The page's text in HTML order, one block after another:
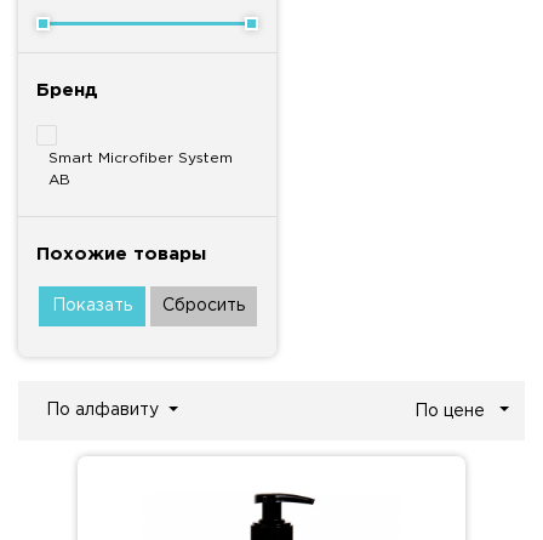
Бренд
Smart Microfiber System
AB
Похожие товары
По алфавиту По цене